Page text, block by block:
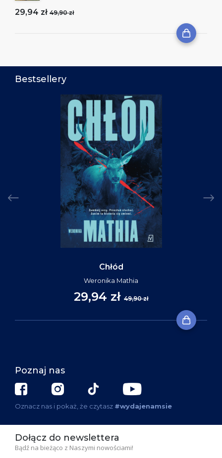
29,94 zł 49,90 zł
Bestsellery
Chłód
Weronika Mathia
29,94 zł 49,90 zł
Poznaj nas
Oznacz nas i pokaż, że czytasz #wydajenamsie
Dołącz do newslettera
Bądź na bieżąco z Naszymi nowościami!